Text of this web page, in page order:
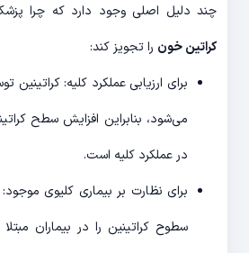
چند دلیل اصلی وجود دارد که چرا
کراتین خون را تجویز کند:
برای ارزیابی عملکرد کلیه: کراتینین
می‌شود، بنابراین افزایش سطح
در عملکرد کلیه است.
برای نظارت بر بیماری کلیوی
سطوح کراتینین را در بیماران